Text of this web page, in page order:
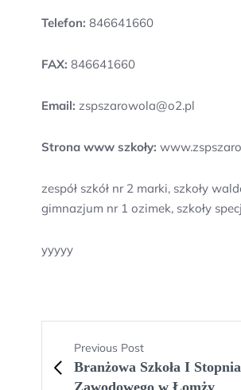
Telefon: 846641660
FAX: 846641660
Email: zspszarowola@o2.pl
Strona www szkoły:
zespół szkół nr 2 marki, szkoły
gimnazjum nr 1 ozimek, szkoły
yyyyy
Previous Post
Branżowa Szkoła I
Zawodowego w Łomży